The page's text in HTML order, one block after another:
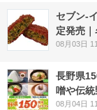
セブン-
定発売
08月03日
長野県
噌や伝
08月04日